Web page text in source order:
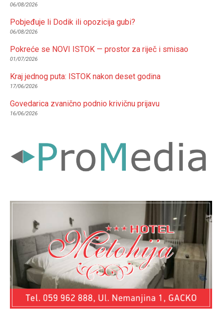
06/08/2026
Pobjeđuje li Dodik ili opozicija gubi?
06/08/2026
Pokreće se NOVI ISTOK — prostor za riječ i smisao
01/07/2026
Kraj jednog puta: ISTOK nakon deset godina
17/06/2026
Govedarica zvanično podnio krivičnu prijavu
16/06/2026